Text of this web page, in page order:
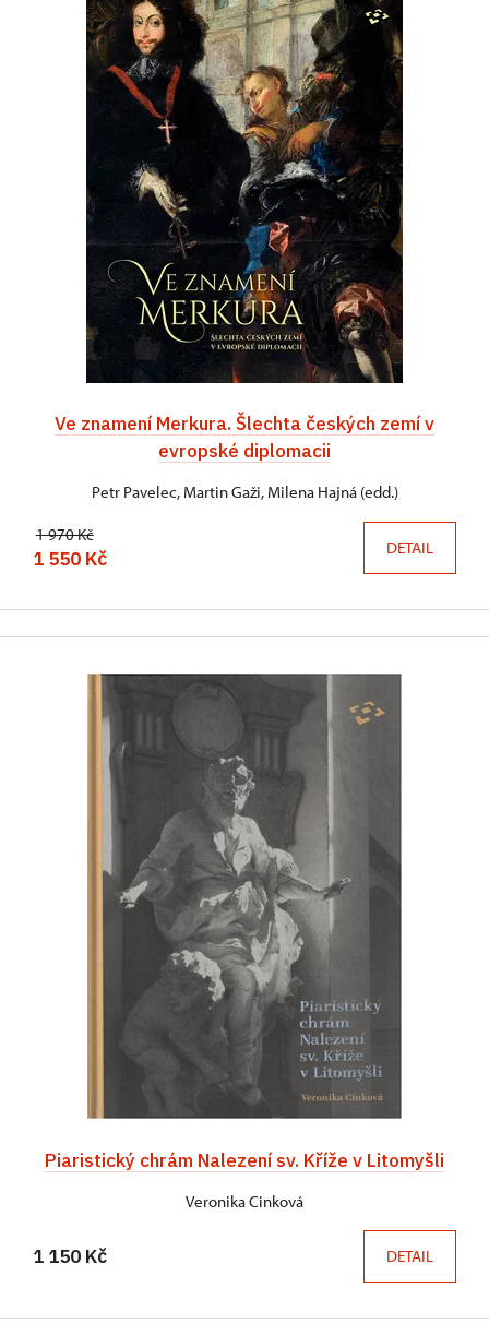
Ve znamení Merkura. Šlechta českých zemí v
evropské diplomacii
Petr Pavelec, Martin Gaži, Milena Hajná (edd.)
1 970 Kč
1 550 Kč DETAIL
Piaristický chrám Nalezení sv. Kříže v Litomyšli
Veronika Cinková
1 150 Kč DETAIL